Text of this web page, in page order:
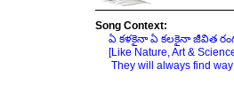
Song Context:
ఏ కళకైనా ఏ కలకైనా జీవిత
[Like Nature, Art &
They will always find way